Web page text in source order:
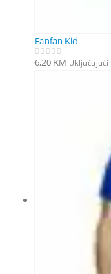
Fanfan Kid
0out of 5
6,20 KM Uključujući